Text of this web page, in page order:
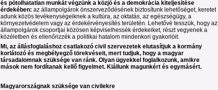
és pótolhatatlan munkát végzünk a közjó és a demokrácia kiteljesítése
érdekében: az állampolgárok önszerveződésének biztosítunk lehetőséget, keretet
adunk közös tevékenységeiknek a kultúra, az oktatás, az egészségügy, a
környezetvédelem vagy az érdekérvényesítés területén. Lehetővé tesszük, hogy az
állampolgárok csoportjai közösen képviselhessék érdekeiket, részt vegyenek a
közéletben és ellenőrizzék a politikai hatalom mindenkori gyakorlóit.
Mi, az állásfoglaláshoz csatlakozó civil szervezetek elutasítjuk a kormány
korlátozó és megbélyegző törekvéseit, mert tudjuk, hogy a magyar
társadalomnak szüksége van ránk. Olyan ügyekkel foglalkozunk, amikre
mások nem fordítanak kellő figyelmet. Kiállunk magunkért és egymásért.
Magyarországnak szüksége van civilekre